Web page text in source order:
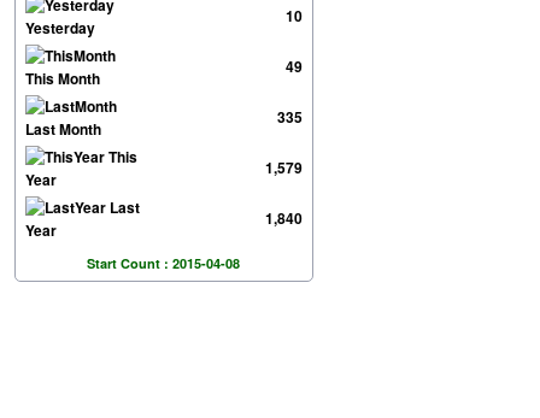
Yesterday
10
This Month
49
Last Month
335
This
Year
1,579
Last
Year
1,840
Start Count : 2015-04-08